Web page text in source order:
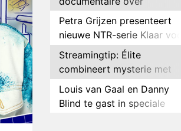
hockeyster Yibbi Jansen
Petra Grijzen presenteert
nieuwe NTR-serie Klaar voor
de oorlog
Streamingtip: Élite
combineert mysterie met
romantie
Louis van Gaal en Danny
Blind te gast in speciale